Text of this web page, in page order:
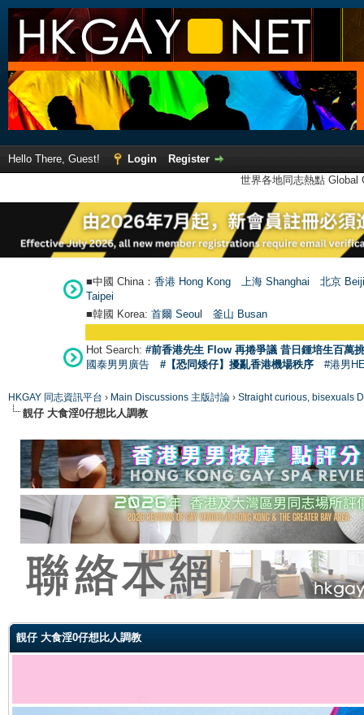
Hello There, Guest! Login
Register
世界各地同志熱點
■中國 China： 香港 Hong Kong 上海 Shanghai
北京
Taipei
■韓國 Korea: 首爾 Seoul 釜山 Busan
Hot Search: #前香港先生 Flow 再捲爭議 昔日鍾培生百萬
國泰男男廣告
#【恐同矮仔】擾亂香港機場秩序 #港男
HKGAY 同志資訊平台 › Main Discussions 主版討論 › Straight curious, bisexuals
靚仔 大食淫0仔想比人調教
靚仔 大食淫0仔想比人調教